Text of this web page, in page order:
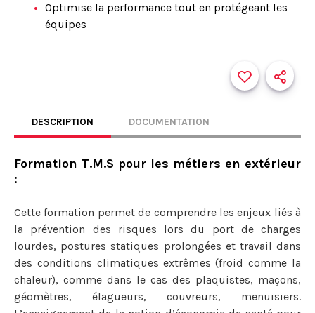
Optimise la performance tout en protégeant les
équipes
DESCRIPTION DOCUMENTATION
Formation T.M.S pour les métiers en extérieur
:
Cette formation permet de comprendre les enjeux liés à
la prévention des risques lors du port de charges
lourdes, postures statiques prolongées et travail dans
des conditions climatiques extrêmes (froid comme la
chaleur), comme dans le cas des plaquistes, maçons,
géomètres, élagueurs, couvreurs, menuisiers.